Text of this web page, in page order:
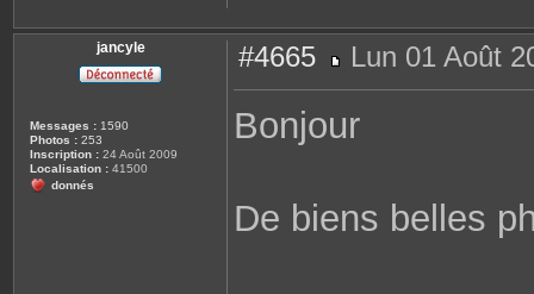
jancyle
Messages : 1590
Photos : 253
Inscription : 24 Août 2009
Localisation : 41500
donnés
#4665
e
s
a
Lun 01 Août
Bonjour
De biens belles